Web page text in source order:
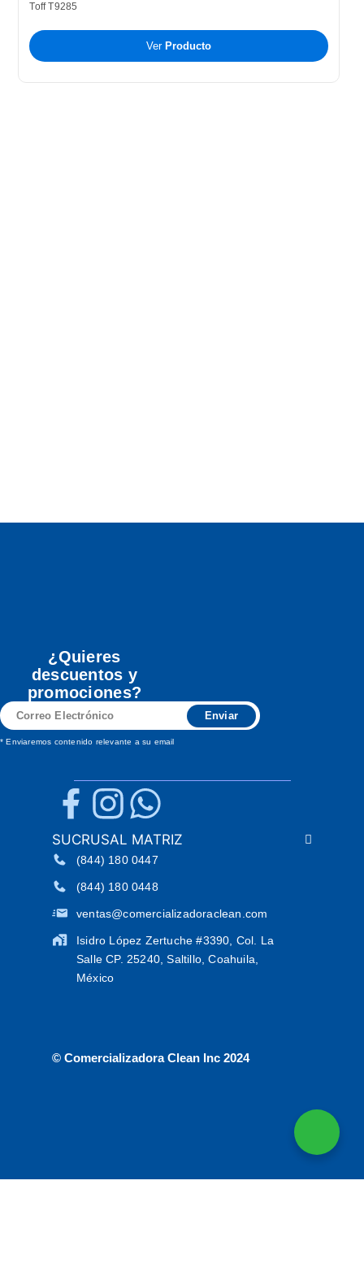
Toff T9285
Ver Producto
¿Quieres
descuentos y
promociones?
Correo
Electrónico
Enviar
* Enviaremos contenido relevante a su email
SUCRUSAL MATRIZ
(844) 180 0447
(844) 180 0448
ventas@comercializadoraclean.com
Isidro López Zertuche #3390, Col. La
Salle CP. 25240, Saltillo, Coahuila,
México
© Comercializadora Clean Inc 2024